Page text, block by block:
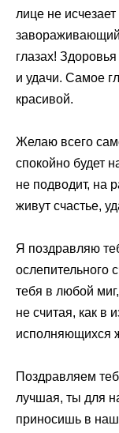
лице не
завораживающий
глазах!
и удачи. Самое
красивой.
Желаю всего
спокойно будет
не подводит, на
живут счастье,
Я поздравляю
ослепительного
тебя в любой
не считая, как в
исполняющихся
Поздравляем
лучшая, ты для
приносишь в